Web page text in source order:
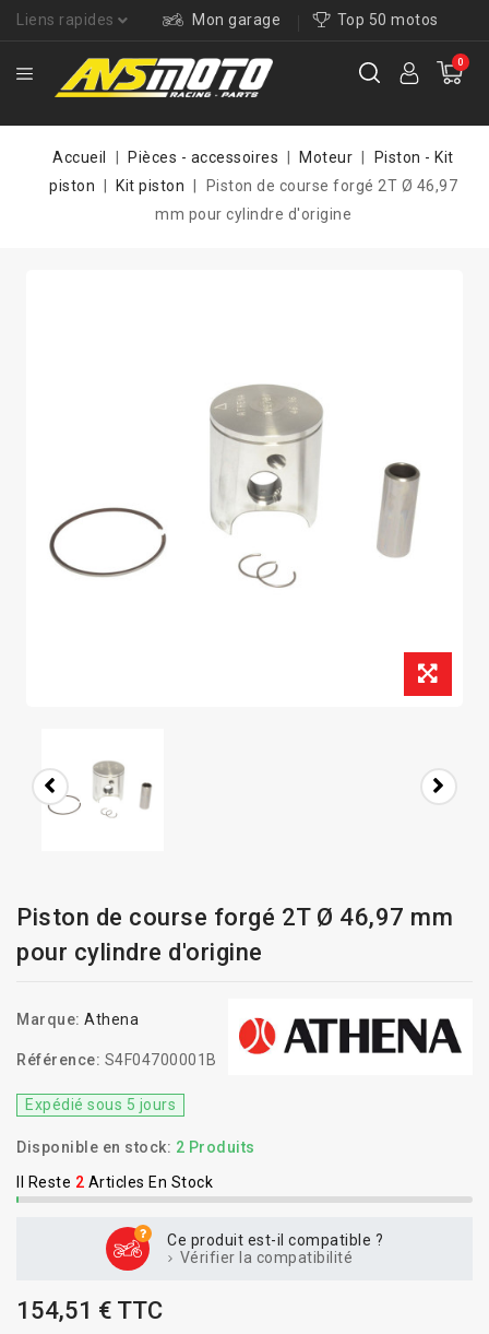
Liens rapides Mon garage Top 50 motos
0
Accueil Pièces - accessoires Moteur
Piston - Kit
piston
Kit piston
Piston de course forgé 2T Ø 46,97
mm pour cylindre d'origine
Piston de course forgé 2T Ø 46,97 mm
pour cylindre d'origine
Marque: Athena
Référence: S4F04700001B
Expédié sous 5 jours
Disponible en stock: 2 Produits
Il Reste 2 Articles En Stock
Ce produit est-il compatible ?
Vérifier la compatibilité
154,51 € TTC